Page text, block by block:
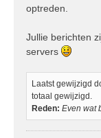
optreden.
Jullie berichten
servers
Laatst gewijzigd
totaal gewijzigd.
Reden: Even wat